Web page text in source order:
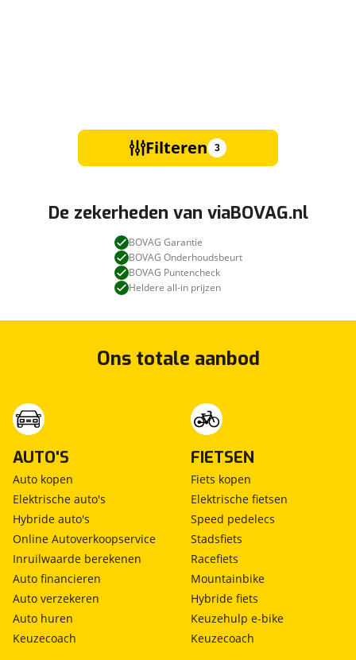
Filteren 3
De zekerheden van viaBOVAG.nl
BOVAG Garantie
BOVAG Onderhoudsbeurt
BOVAG Puntencheck
Heldere all-in prijzen
Ons totale aanbod
AUTO'S
Auto kopen
Elektrische auto's
Hybride auto's
Online Autoverkoopservice
Inruilwaarde berekenen
Auto financieren
Auto verzekeren
Auto huren
Keuzecoach
FIETSEN
Fiets kopen
Elektrische fietsen
Speed pedelecs
Stadsfiets
Racefiets
Mountainbike
Hybride fiets
Keuzehulp e-bike
Keuzecoach